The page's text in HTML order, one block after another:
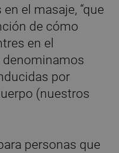
el masaje, “que
de cómo
en el
denominamos
por
(nuestros
personas que